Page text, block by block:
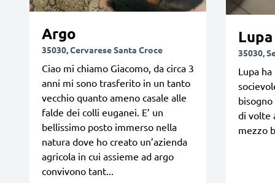
Argo
35030, Cervarese Santa Croce
Ciao mi chiamo Giacomo, da circa 3
anni mi sono trasferito in un tanto
vecchio quanto ameno casale alle
falde dei colli euganei. E’ un
bellissimo posto immerso nella
natura dove ho creato un’azienda
agricola in cui assieme ad argo
convivono tant...
Lupa
35030,
Lupa
di volte
mezzo